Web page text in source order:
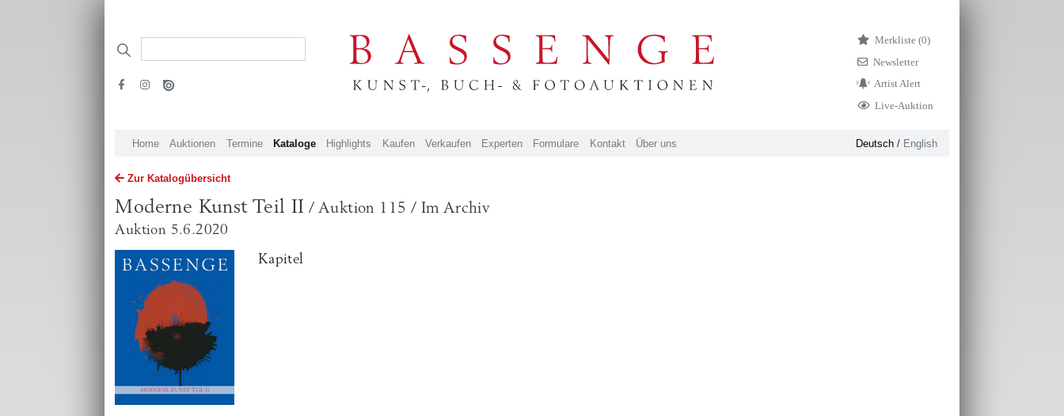
Merkliste (0)
Newsletter
Artist Alert
Live-Auktion
Home Auktionen Termine Kataloge Highlights Kaufen Verkaufen Experten Formulare Kontakt Über uns Deutsch/ English
Zur Katalogübersicht
Moderne Kunst Teil II / Auktion 115 / Im Archiv
Auktion 5.6.2020
Kapitel